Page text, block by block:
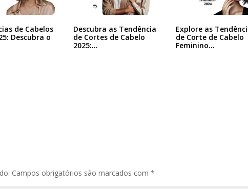
de Cabelos
Descubra o
Descubra as Tendência
de Cortes de Cabelo
2025:…
Explore as
de Corte de Cabelo
Feminino…
Campos obrigatórios são marcados com*